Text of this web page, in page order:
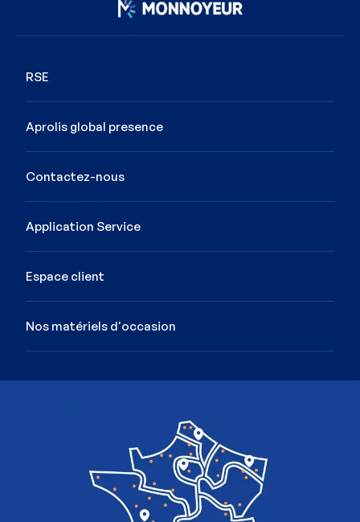
RSE
Aprolis global presence
Contactez-nous
Application Service
Espace client
Nos matériels d'occasion